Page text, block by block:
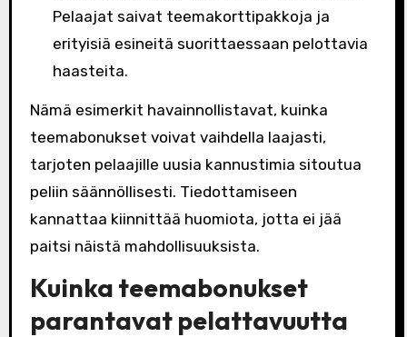
Pelaajat saivat teemakorttipakkoja ja
erityisiä esineitä suorittaessaan pelottavia
haasteita.
Nämä esimerkit havainnollistavat, kuinka
teemabonukset voivat vaihdella laajasti,
tarjoten pelaajille uusia kannustimia sitoutua
peliin säännöllisesti. Tiedottamiseen
kannattaa kiinnittää huomiota, jotta ei jää
paitsi näistä mahdollisuuksista.
Kuinka teemabonukset
parantavat pelattavuutta